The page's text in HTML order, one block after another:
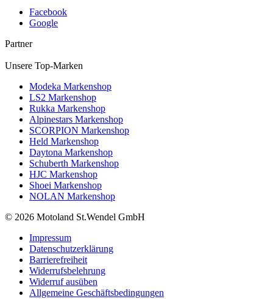
Facebook
Google
Partner
Unsere Top-Marken
Modeka Markenshop
LS2 Markenshop
Rukka Markenshop
Alpinestars Markenshop
SCORPION Markenshop
Held Markenshop
Daytona Markenshop
Schuberth Markenshop
HJC Markenshop
Shoei Markenshop
NOLAN Markenshop
© 2026 Motoland St.Wendel GmbH
Impressum
Datenschutzerklärung
Barrierefreiheit
Widerrufsbelehrung
Widerruf ausüben
Allgemeine Geschäftsbedingungen